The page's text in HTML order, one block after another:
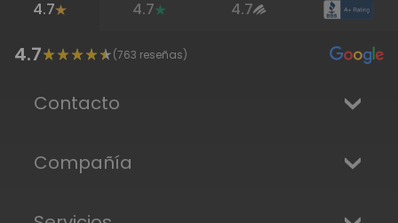
4.7 4.7 4.7
4.7 (763 reseñas)
Contacto
Compañía